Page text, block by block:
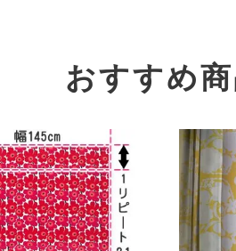
おすすめ